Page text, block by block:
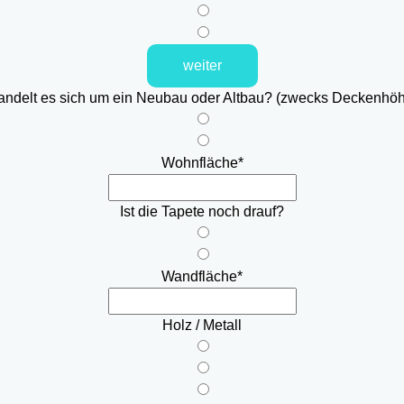
weiter
es sich um ein Neubau oder Altbau? (zwecks
Wohnfläche*
Ist die Tapete noch drauf?
Wandfläche*
Holz / Metall